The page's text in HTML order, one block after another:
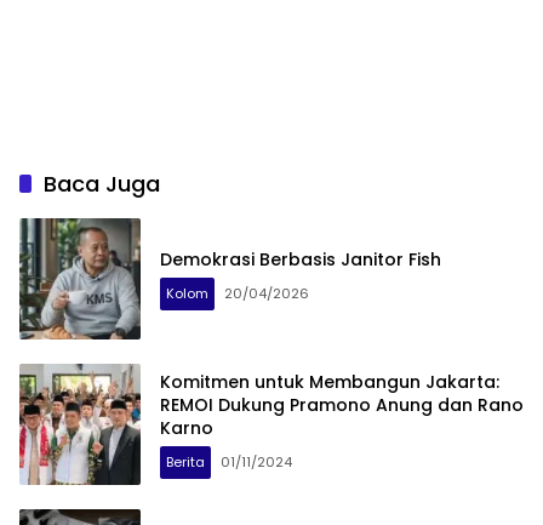
Baca Juga
Demokrasi Berbasis Janitor Fish
Kolom 20/04/2026
Komitmen untuk Membangun Jakarta:
REMOI Dukung Pramono Anung dan Rano
Karno
Berita 01/11/2024